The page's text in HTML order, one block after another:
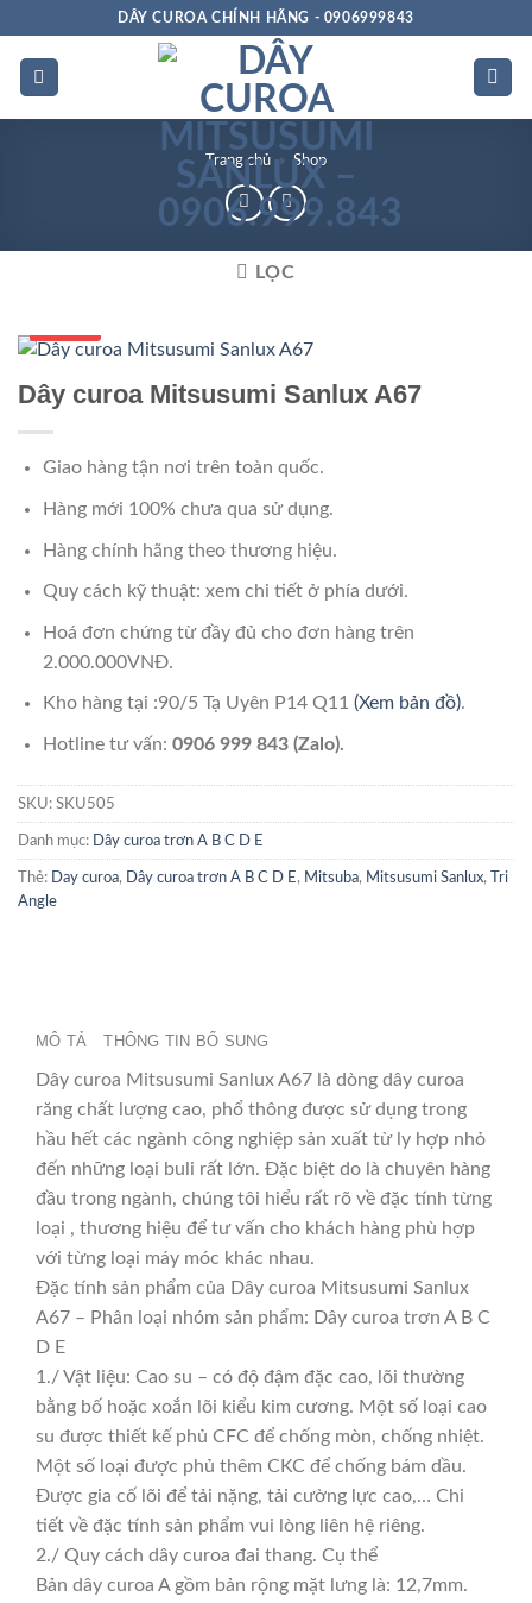
dung
DÂY CUROA CHÍNH HÃNG - 0906999843
Trang chủ » Shop
LỌC
Dây curoa Mitsusumi Sanlux A67
Giao hàng tận nơi trên toàn quốc.
Hàng mới 100% chưa qua sử dụng.
Hàng chính hãng theo thương hiệu.
Quy cách kỹ thuật: xem chi tiết ở phía dưới.
Hoá đơn chứng từ đầy đủ cho đơn hàng trên
2.000.000VNĐ.
Kho hàng tại :90/5 Tạ Uyên P14 Q11 (Xem bản đồ).
Hotline tư vấn: 0906 999 843 (Zalo).
SKU: SKU505
Danh mục: Dây curoa trơn A B C D E
Thẻ: Day curoa, Dây curoa trơn A B C D E , Mitsuba, Mitsusumi Sanlux,
Tri
Angle
MÔ TẢ THÔNG TIN BỔ SUNG
Dây curoa Mitsusumi Sanlux A67 là dòng dây curoa
răng chất lượng cao, phổ thông được sử dụng trong
hầu hết các ngành công nghiệp sản xuất từ ly hợp nhỏ
đến những loại buli rất lớn. Đặc biệt do là chuyên hàng
đầu trong ngành, chúng tôi hiểu rất rõ về đặc tính từng
loại , thương hiệu để tư vấn cho khách hàng phù hợp
với từng loại máy móc khác nhau.
Đặc tính sản phẩm của Dây curoa Mitsusumi Sanlux
A67 – Phân loại nhóm sản phẩm: Dây curoa trơn A B C
D E
1./ Vật liệu: Cao su – có độ đậm đặc cao, lõi thường
bằng bố hoặc xoắn lõi kiểu kim cương. Một số loại cao
su được thiết kế phủ CFC để chống mòn, chống nhiệt.
Một số loại được phủ thêm CKC để chống bám dầu.
Được gia cố lõi để tải nặng, tải cường lực cao,… Chi
tiết về đặc tính sản phẩm vui lòng liên hệ riêng.
2./ Quy cách dây curoa đai thang. Cụ thể
Bản dây curoa A gồm bản rộng mặt lưng là: 12,7mm.